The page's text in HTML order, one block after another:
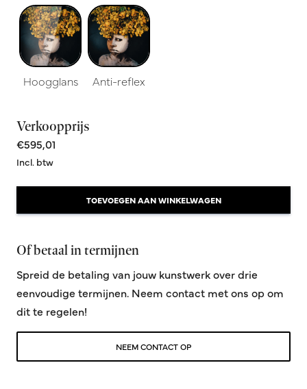
Hoogglans Anti-reflex
Verkoopprijs
€595,01
Incl. btw
TOEVOEGEN AAN WINKELWAGEN
Of betaal in termijnen
Spreid de betaling van jouw kunstwerk over drie
eenvoudige termijnen. Neem contact met ons op om
dit te regelen!
NEEM CONTACT OP